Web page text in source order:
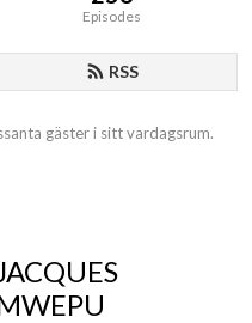
Episodes
RSS
gäster i sitt vardagsrum.